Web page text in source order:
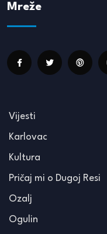
Mreže
Vijesti
Karlovac
Kultura
Pričaj mi o Dugoj Resi
Ozalj
Ogulin